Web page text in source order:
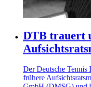
DTB trauert
Der Deutsche Tennis
frühere